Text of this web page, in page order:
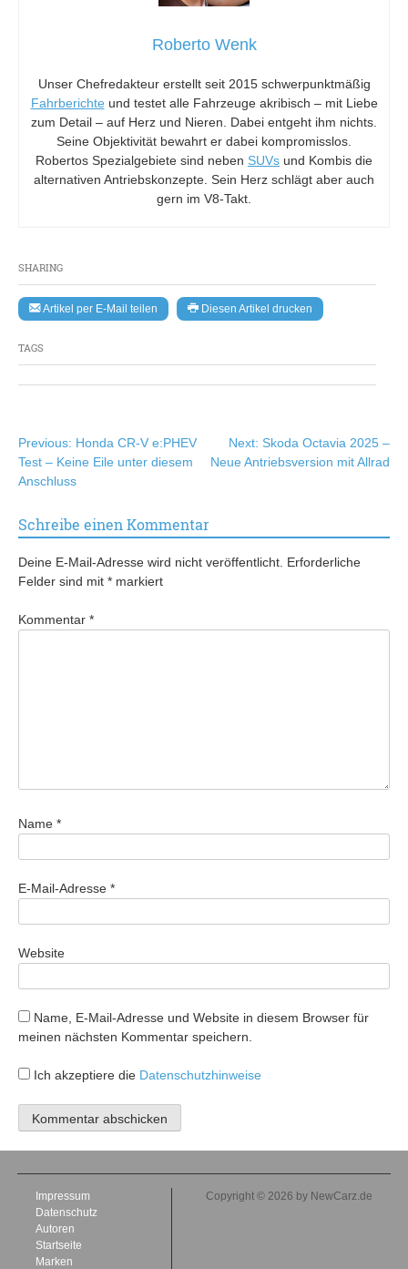
SHARING
Artikel per E-Mail teilen Diesen Artikel drucken
TAGS
Roberto Wenk
Unser Chefredakteur erstellt seit 2015 schwerpunktmäßig
Fahrberichte und testet alle Fahrzeuge akribisch – mit Liebe
zum Detail – auf Herz und Nieren. Dabei entgeht ihm nichts.
Seine Objektivität bewahrt er dabei kompromisslos.
Robertos Spezialgebiete sind neben SUVs und Kombis die
alternativen Antriebskonzepte. Sein Herz schlägt aber auch
gern im V8-Takt.
Beitragsnavigation
Previous: Honda CR-V e:PHEV
Test – Keine Eile unter diesem
Anschluss
Next: Skoda Octavia 2025 –
Neue Antriebsversion mit Allrad
Schreibe einen Kommentar
Deine E-Mail-Adresse wird nicht veröffentlicht. Erforderliche
Felder sind mit * markiert
Kommentar *
Name *
E-Mail-Adresse *
Website
Name, E-Mail-Adresse und Website in diesem Browser für
meinen nächsten Kommentar speichern.
Ich akzeptiere die Datenschutzhinweise
Impressum
Datenschutz
Autoren
Startseite
Marken
Copyright © 2026 by NewCarz.de